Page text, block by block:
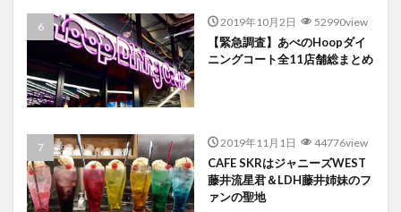
2019年10月2日 52990view
【緊急調査】あべのHoopダイ
ニングコート全11店舗総まとめ
2019年11月1日 44776view
CAFE SKRはジャニーズWEST
藤井流星君＆LDH藤井姉妹のフ
ァンの聖地